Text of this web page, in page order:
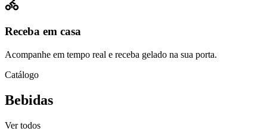
Receba em casa
Acompanhe em tempo real e receba gelado na sua porta.
Catálogo
Bebidas
Ver todos